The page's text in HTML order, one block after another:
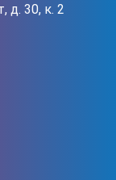
д. 30, к. 2